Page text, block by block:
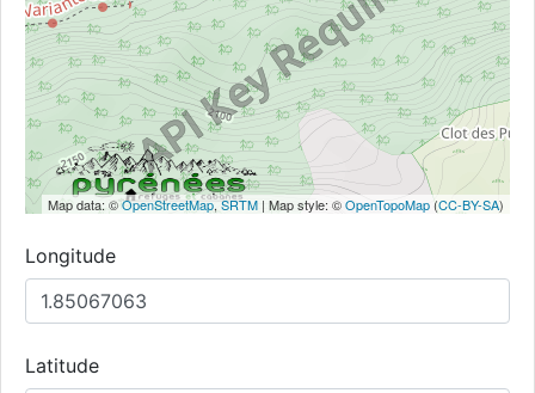
Map data: ©OpenStreetMap,SRTM | Map style: ©OpenTopoMap (CC-BY-SA)
Longitude
Latitude